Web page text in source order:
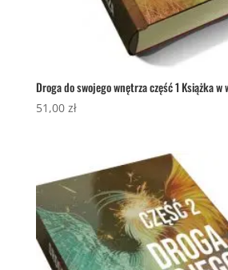
Droga do swojego wnętrza część 1 Książka
51,00 zł